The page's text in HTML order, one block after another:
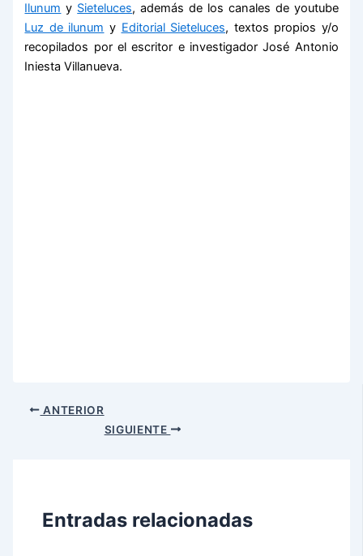
Ilunum y Sieteluces, además de los canales de youtube
Luz de ilunum y Editorial Sieteluces, textos propios y/o
recopilados por el escritor e investigador José Antonio
Iniesta Villanueva.
ANTERIOR
SIGUIENTE
Entradas relacionadas